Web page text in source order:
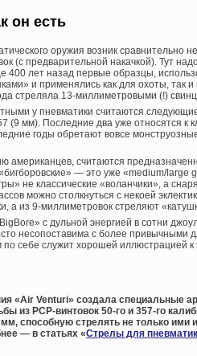
он есть
оружия возник сравнительно
(с предварительной накачкой). Тут
400 лет назад первые образцы,
и применялись как для охоты, так
стреляла 13-миллиметровыми (!)
у пневматики считаются
(9 мм). Последние два уже относятся к
годы обретают вовсе
американцев, считаются
— это уже «medium/
не классические «воланчики», а
можно столкнуться с некоей
а из 9-миллиметровок стреляют
с дульной энергией в сотни
несопоставима с более привычными
себе служит хорошей иллюстрацией
«Air Venturi» создала специальные
из PCP-винтовок 50-го и 357-го
способную стрелять не только ими
— в статьях «Стрелы для